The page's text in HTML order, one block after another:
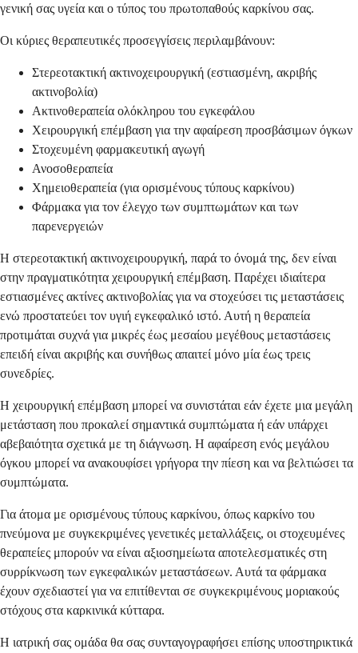
γενική σας υγεία και ο τύπος του πρωτοπαθούς καρκίνου σας.
Οι κύριες θεραπευτικές προσεγγίσεις περιλαμβάνουν:
Στερεοτακτική ακτινοχειρουργική (εστιασμένη, ακριβής
ακτινοβολία)
Ακτινοθεραπεία ολόκληρου του εγκεφάλου
Χειρουργική επέμβαση για την αφαίρεση προσβάσιμων όγκων
Στοχευμένη φαρμακευτική αγωγή
Ανοσοθεραπεία
Χημειοθεραπεία (για ορισμένους τύπους καρκίνου)
Φάρμακα για τον έλεγχο των συμπτωμάτων και των
παρενεργειών
Η στερεοτακτική ακτινοχειρουργική, παρά το όνομά της, δεν είναι
στην πραγματικότητα χειρουργική επέμβαση. Παρέχει ιδιαίτερα
εστιασμένες ακτίνες ακτινοβολίας για να στοχεύσει τις μεταστάσεις
ενώ προστατεύει τον υγιή εγκεφαλικό ιστό. Αυτή η θεραπεία
προτιμάται συχνά για μικρές έως μεσαίου μεγέθους μεταστάσεις
επειδή είναι ακριβής και συνήθως απαιτεί μόνο μία έως τρεις
συνεδρίες.
Η χειρουργική επέμβαση μπορεί να συνιστάται εάν έχετε μια μεγάλη
μετάσταση που προκαλεί σημαντικά συμπτώματα ή εάν υπάρχει
αβεβαιότητα σχετικά με τη διάγνωση. Η αφαίρεση ενός μεγάλου
όγκου μπορεί να ανακουφίσει γρήγορα την πίεση και να βελτιώσει τα
συμπτώματα.
Για άτομα με ορισμένους τύπους καρκίνου, όπως καρκίνο του
πνεύμονα με συγκεκριμένες γενετικές μεταλλάξεις, οι στοχευμένες
θεραπείες μπορούν να είναι αξιοσημείωτα αποτελεσματικές στη
συρρίκνωση των εγκεφαλικών μεταστάσεων. Αυτά τα φάρμακα
έχουν σχεδιαστεί για να επιτίθενται σε συγκεκριμένους μοριακούς
στόχους στα καρκινικά κύτταρα.
Η ιατρική σας ομάδα θα σας συνταγογραφήσει επίσης υποστηρικτικά